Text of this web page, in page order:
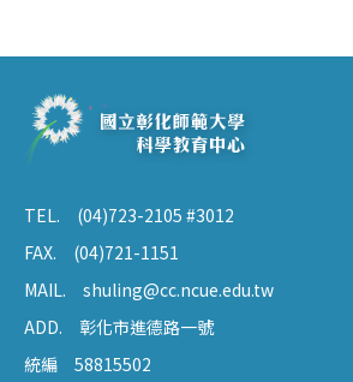
TEL. (04)723-2105 #3012
FAX. (04)721-1151
MAIL. shuling@cc.ncue.edu.tw
ADD. 彰化市進德路一號
統編 58815502